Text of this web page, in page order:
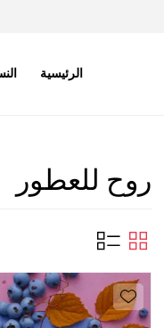
الرئيسية
روح للعطور